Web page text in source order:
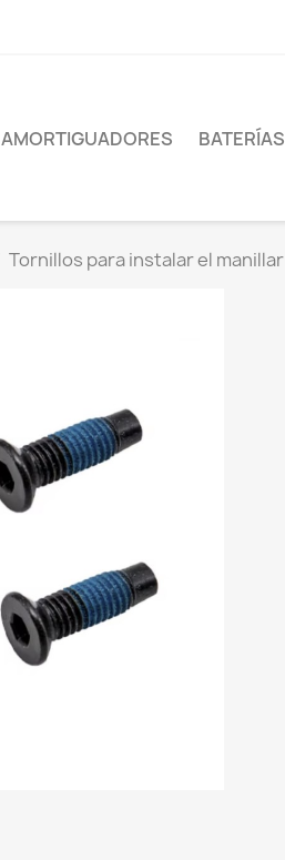
AMORTIGUADORES BATERÍAS
Tornillos para instalar el